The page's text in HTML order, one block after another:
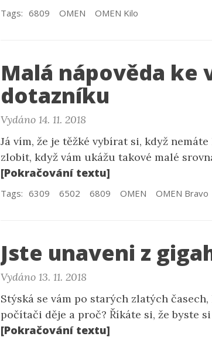
Tags: 6809 OMEN OMEN Kilo
Malá nápověda ke
dotazníku
Vydáno 14. 11. 2018
Já vím, že je těžké vybírat si, když
zlobit, když vám ukážu takové malé
[Pokračování textu]
Tags: 6309 6502 6809 OMEN OMEN Bravo
Jste unaveni z
Vydáno 13. 11. 2018
Stýská se vám po starých zlatých
počítači děje a proč? Říkáte si, že byste
[Pokračování textu]